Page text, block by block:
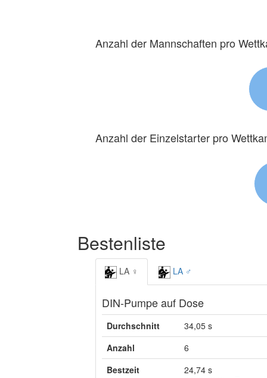
Anzahl der Mannschaften pro
Anzahl der Einzelstarter pro
Bestenliste
LA ♀ LA ♂
DIN-Pumpe auf Dose
Durchschnitt
34,05 s
Anzahl
6
Bestzeit
24,74 s